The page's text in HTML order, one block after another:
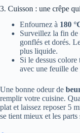
3. Cuisson : une crêpe
Enfournez à 180
Surveillez la fin de
gonflés et dorés.
plus liquide.
Si le dessus
avec une feuille
Une bonne odeur de
remplir votre cuisine.
plat et laissez reposer 5
se tient mieux et les parts